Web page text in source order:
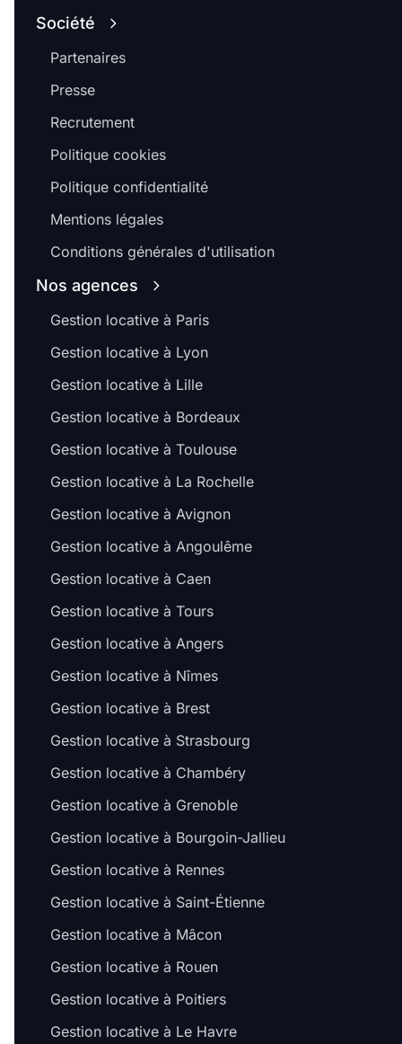
Société
Partenaires
Presse
Recrutement
Politique cookies
Politique confidentialité
Mentions légales
Conditions générales d'utilisation
Nos agences
Gestion locative à Paris
Gestion locative à Lyon
Gestion locative à Lille
Gestion locative à Bordeaux
Gestion locative à Toulouse
Gestion locative à La Rochelle
Gestion locative à Avignon
Gestion locative à Angoulême
Gestion locative à Caen
Gestion locative à Tours
Gestion locative à Angers
Gestion locative à Nîmes
Gestion locative à Brest
Gestion locative à Strasbourg
Gestion locative à Chambéry
Gestion locative à Grenoble
Gestion locative à Bourgoin-Jallieu
Gestion locative à Rennes
Gestion locative à Saint-Étienne
Gestion locative à Mâcon
Gestion locative à Rouen
Gestion locative à Poitiers
Gestion locative à Le Havre